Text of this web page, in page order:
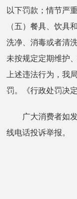
以下罚款；情节严
（五）餐具、饮具
洗净、消毒或者清
未按规定定期维护
上述违法行为，我
罚。《行政处罚决
广大消费者如发
线电话投诉举报。